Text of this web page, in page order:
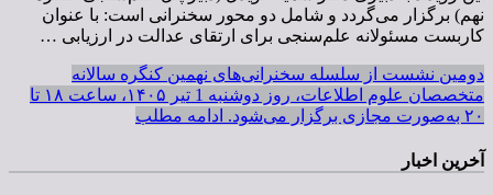
نهم) برگزار می‌گردد و شامل دو محور سخنرانی است: با عنوان
کاربست مسئولانه علم‌سنجی برای ارتقای عدالت در ارزیابی …
دومین نشست از سلسله سخنرانی‌های نهمین کنگره سالانه
متخصصان علوم اطلاعات، روز دوشنبه 1 تیر ۱۴۰۵، ساعت ۱۸ تا
۲۰ به‌صورت مجازی برگزار می‌شود.
ادامه مطلب
آخرین اخبار